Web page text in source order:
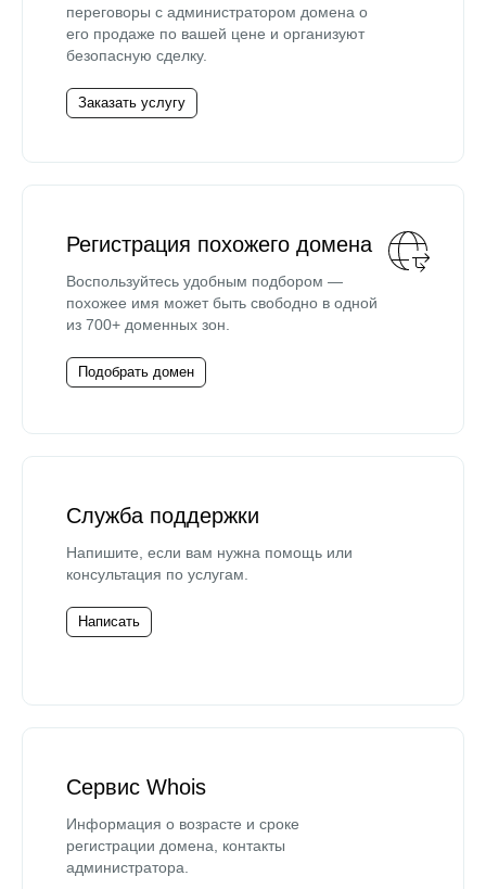
переговоры с администратором домена о
его продаже по вашей цене и организуют
безопасную сделку.
Заказать услугу
Регистрация похожего домена
Воспользуйтесь удобным подбором —
похожее имя может быть свободно в одной
из 700+ доменных зон.
Подобрать домен
Служба поддержки
Напишите, если вам нужна помощь или
консультация по услугам.
Написать
Сервис Whois
Информация о возрасте и сроке
регистрации домена, контакты
администратора.